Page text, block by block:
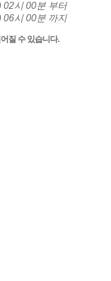
02시 00분 부터
06시 00분 까지
질 수 있습니다.